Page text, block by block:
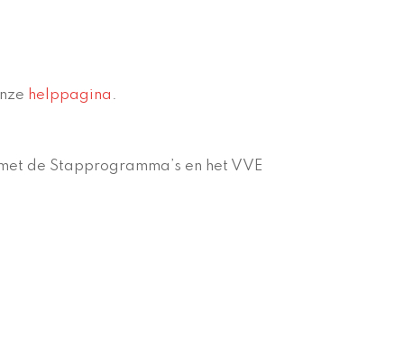
helppagina .
de Stapprogramma’s en het VVE